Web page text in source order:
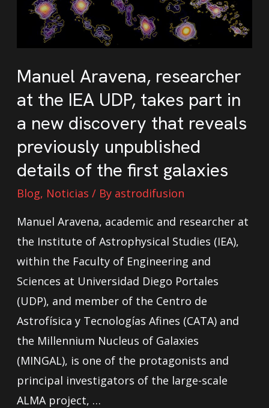
Manuel Aravena, researcher
at the IEA UDP, takes part in
a new discovery that reveals
previously unpublished
details of the first galaxies
Blog, Noticias / By astrodifusion
Manuel Aravena, academic and researcher at
the Institute of Astrophysical Studies (IEA),
within the Faculty of Engineering and
Sciences at Universidad Diego Portales
(UDP), and member of the Centro de
Astrofísica y Tecnologías Afines (CATA) and
the Millennium Nucleus of Galaxies
(MINGAL), is one of the protagonists and
principal investigators of the large-scale
ALMA project, …